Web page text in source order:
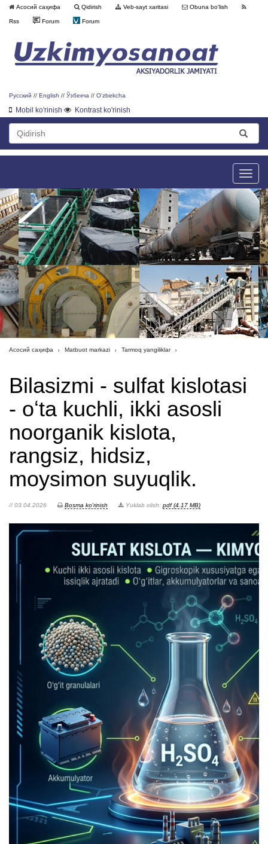
Асосий саҳифа Qidirish Veb-sayt xaritasi Obuna bo'lish
Rss Forum Forum
Русский // English // Ўзбекча // O'zbekcha
Mobil ko'rinish Kontrast ko'rinish
Toggle
Асосий саҳифа Matbuot markazi Tarmoq yangiliklar
Bilasizmi - sulfat kislotasi
- oʻta kuchli, ikki asosli
noorganik kislota,
rangsiz, hidsiz,
moysimon suyuqlik.
// 03.04.2026 Bosma ko'rinish Yuklab olish: pdf (4.17 MB)